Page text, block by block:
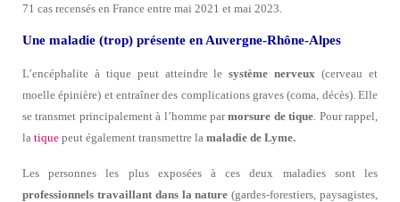
71 cas recensés en France entre mai 2021 et mai 2023.
Une maladie (trop) présente en Auvergne-Rhône-Alpes
L’encéphalite à tique peut atteindre lesystème nerveux (cerveau et
moelle épinière) et entraîner des complications graves (coma, décès). Elle
se transmet principalement à l’homme parmorsure de tique . Pour rappel,
la tique peut également transmettre la maladie de Lyme.
Les personnes les plus exposées à ces deux maladies sont les
professionnels travaillant dans la nature(gardes-forestiers, paysagistes,